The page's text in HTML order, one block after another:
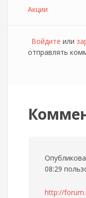
Акции
Войдите или
отправлять
08:29
http://